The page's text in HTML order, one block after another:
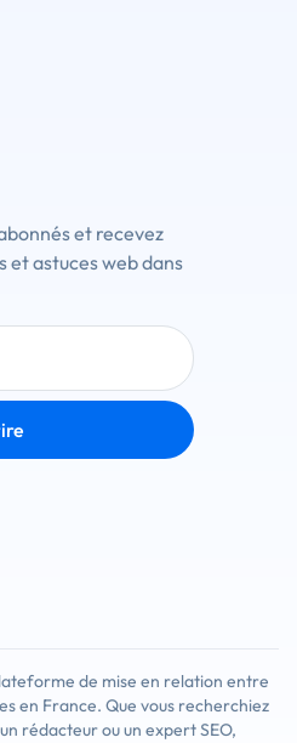
et recevez
et astuces web dans
de mise en relation entre
en France. Que vous recherchiez
rédacteur ou un expert SEO,